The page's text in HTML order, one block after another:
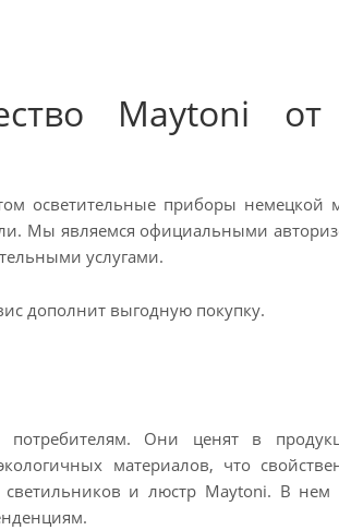
Maytoni от
осветительные приборы немецкой
Мы являемся официальными
услугами.
дополнит выгодную покупку.
Они ценят в
материалов, что
и люстр Maytoni. В нем